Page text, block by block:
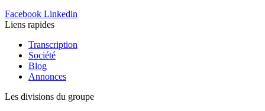
Facebook Linkedin
Liens rapides
Transcription
Société
Blog
Annonces
Les divisions du groupe